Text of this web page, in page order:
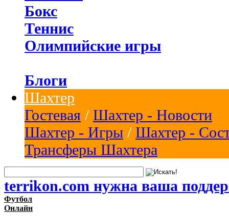
Бокс
Теннис
Олимпийские игры
Блоги
Шахтер
Гостевая / Шахтер - Новости
Шахтер - Игры / Шахтер -
Трансферы Шахтера
terrikon.com нужна ваша
Футбол
Онлайн